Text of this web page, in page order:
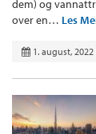
dem) og
over en… Les
1. august, 2022